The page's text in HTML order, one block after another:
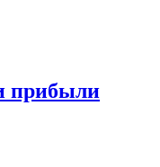
прибыли